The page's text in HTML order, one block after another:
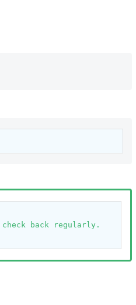
back regularly.